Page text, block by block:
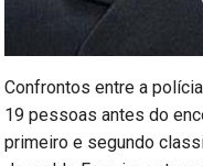
Confrontos entre a
19 pessoas antes do
primeiro e segundo